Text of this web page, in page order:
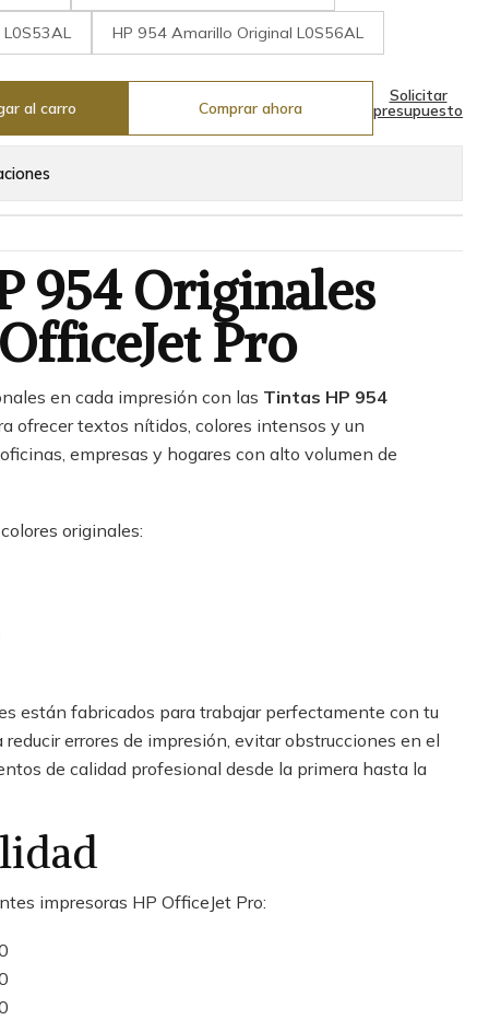
HP 954 Amarillo Original L0S56AL
al carro Comprar ahora
Solicitar
presupuesto
954 Originales
Pro
en cada impresión con las Tintas HP 954
ofrecer textos nítidos, colores intensos y un
empresas y hogares con alto volumen de
originales:
están fabricados para trabajar perfectamente con tu
reducir errores de impresión, evitar obstrucciones en el
de calidad profesional desde la primera hasta la
impresoras HP OfficeJet Pro: